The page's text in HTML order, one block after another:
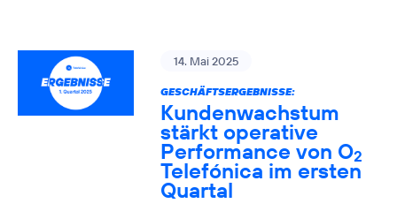
14. Mai 2025
GESCHÄFTSERGEBNISSE:
Kundenwachstum
stärkt operative
Performance von O2
Telefónica im ersten
Quartal